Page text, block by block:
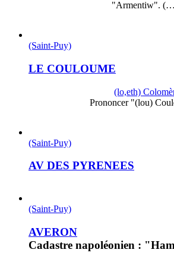
"Armentiw".
(Saint-Puy)
LE COULOUME
(lo,eth)
Prononcer "(lou)
(Saint-Puy)
AV DES PYRENEES
(Saint-Puy)
AVERON
Cadastre napoléonien :